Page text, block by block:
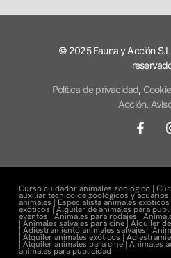
© 2025 Fauna y Acción
Política de privacidad,
Acción,
Curso cuidador animales zoológico |
auxiliar técnico de zoológicos y acuarios
animales | Especialista animales exóticos
exóticos |Alquiler de animales para
eventos |Animales para rodajes |
| Animales salvajes para cine | Alquiler
| Adiestramiento animales salvajes |
| Alquiler animales exóticos |
| Alquiler animales para cine | Animales
animales para publicidad